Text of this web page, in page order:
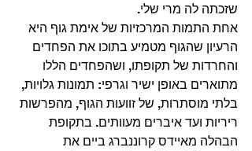
שזכתה לה מרי שלי.
אחת התמות המרכזיות של אימת גוף היא
הרעיון שהגוף מטמיע בתוכו את הפחדים
והחרדות של תקופתו, ושהפחדים הללו
מתוארים באופן ישיר וגרפי: תמונות גלויות,
בלתי מוסתרות, של זוועות הגוף, מהפרשות
ריריות ועד איברים מעוותים. בתקופת
הבהלה מאיידס קרוננברג ביים את